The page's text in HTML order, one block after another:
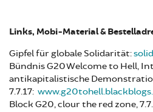
Links, Mobi-Material &
Gipfel für globale Solidarität:
Bündnis G20 Welcome to Hell,
antikapitalistische
7.7.17:
Block G20, clour the red zone,